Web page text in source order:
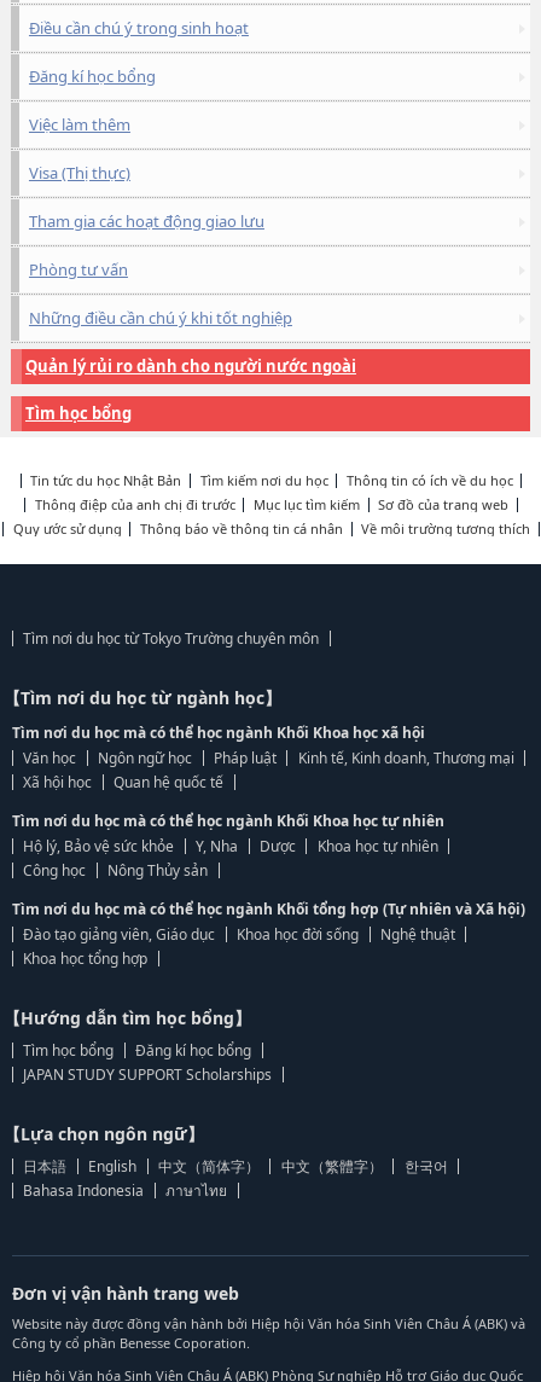
Điều cần chú ý trong sinh hoạt
Đăng kí học bổng
Việc làm thêm
Visa (Thị thực)
Tham gia các hoạt động giao lưu
Phòng tư vấn
Những điều cần chú ý khi tốt nghiệp
Quản lý rủi ro dành cho người nước ngoài
Tìm học bổng
Tin tức du học Nhật Bản Tìm kiếm nơi du học
Thông tin có ích về du học
Thông điệp của anh chị đi trước
Mục lục tìm kiếm
Sơ đồ của trang web
Quy ước sử dụng
Thông báo về thông tin cá nhân Về môi trường tương thích
Tìm nơi du học từ Tokyo Trường chuyên môn
【Tìm nơi du học từ ngành học】
Tìm nơi du học mà có thể học ngành Khối Khoa học xã hội
Văn học
Ngôn ngữ học Pháp luật
Kinh tế, Kinh doanh, Thương mại
Xã hội học
Quan hệ quốc tế
Tìm nơi du học mà có thể học ngành Khối Khoa học tự nhiên
Hộ lý, Bảo vệ sức khỏe
Y, Nha Dược
Khoa học tự nhiên
Công học
Nông Thủy sản
Tìm nơi du học mà có thể học ngành Khối tổng hợp (Tự nhiên và Xã hội)
Đào tạo giảng viên, Giáo dục
Khoa học đời sống
Nghệ thuật
Khoa học tổng hợp
【Hướng dẫn tìm học bổng】
Tìm học bổng
Đăng kí học bổng
JAPAN STUDY SUPPORT Scholarships
【Lựa chọn ngôn ngữ】
日本語 English 中文（简体字） 中文（繁體字）
한국어
Bahasa Indonesia
ภาษาไทย
Đơn vị vận hành trang web
Website này được đồng vận hành bởi Hiệp hội Văn hóa Sinh Viên Châu Á (ABK) và
Công ty cổ phần Benesse Coporation.
Hiệp hội Văn hóa Sinh Viên Châu Á (ABK) Phòng Sự nghiệp Hỗ trợ Giáo dục Quốc